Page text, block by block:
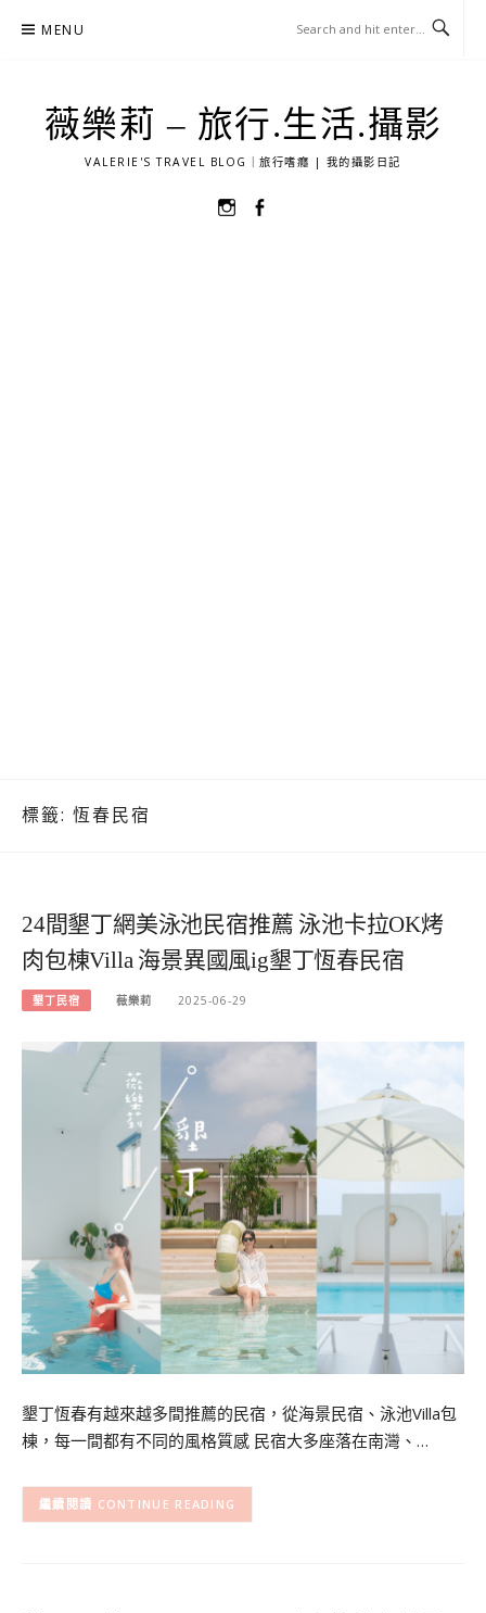
MENU
薇樂莉 – 旅行.生活.攝影
VALERIE'S TRAVEL BLOG｜旅行嗜癮 | 我的攝影日記
選
標籤: 恆春民宿
24間墾丁網美泳池民宿推薦 泳池卡拉OK烤
肉包棟Villa 海景異國風ig墾丁恆春民宿
墾丁民宿 薇樂莉 2025-06-29
墾丁恆春有越來越多間推薦的民宿，從海景民宿、泳池Villa包
棟，每一間都有不同的風格質感 民宿大多座落在南灣、…
CONTINUE READING